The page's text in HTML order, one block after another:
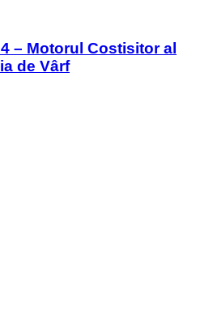
– Motorul Costisitor al
de Vârf